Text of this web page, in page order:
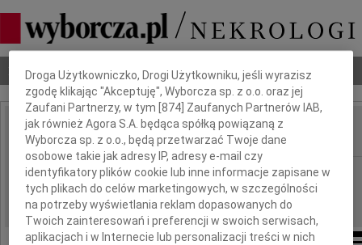
Nekrologi Odeszli Poradnik pogrzebowy
IMIĘ I NAZWISKO:
REGION: Zielona Góra
DATA EMISJI: 25.07.2014
Dbamy o Twoją prywatność
Droga Użytkowniczko, Drogi Użytkowniku, jeśli wyrazisz
zgodę klikając "Akceptuję", Wyborcza sp. z o.o. oraz jej
Zaufani Partnerzy, w tym [874] Zaufanych Partnerów IAB,
jak również Agora S.A. będąca spółką powiązaną z
Wyborcza sp. z o.o., będą przetwarzać Twoje dane
osobowe takie jak adresy IP, adresy e-mail czy
identyfikatory plików cookie lub inne informacje zapisane w
tych plikach do celów marketingowych, w szczególności
na potrzeby wyświetlania reklam dopasowanych do
Twoich zainteresowań i preferencji w swoich serwisach,
aplikacjach i w Internecie lub personalizacji treści w nich